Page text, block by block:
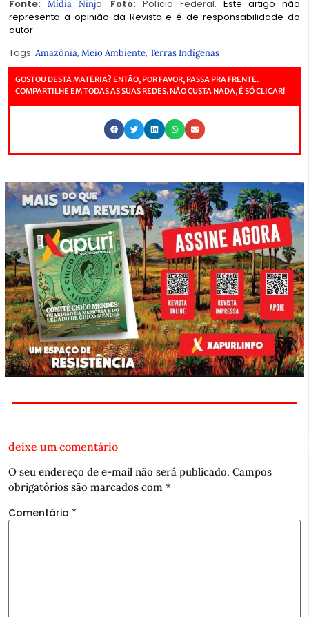
Fonte:
Mídia Ninja. Foto: Polícia Federal. Este artigo não
representa a opinião da Revista e é de responsabilidade do
autor.
Tags: Amazônia, Meio Ambiente, Terras Indígenas
GOSTOU DESTA MATÉRIA? ENTÃO, POR FAVOR, PASSA PRA FRENTE.
COMPARTILHE EM TODAS AS SUAS REDES. NÃO CUSTA NADA, É SÓ CLICAR!
deixe um comentário
O seu endereço de e-mail não será publicado. Campos
obrigatórios são marcados com *
Comentário *